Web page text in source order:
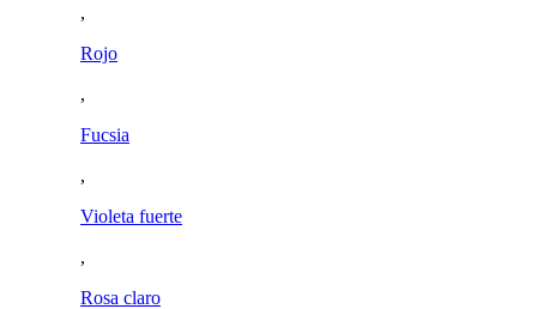
,
Rojo
,
Fucsia
,
Violeta fuerte
,
Rosa claro